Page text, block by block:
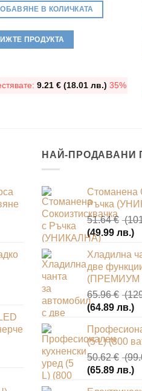
26.08 €
(51.01
е:
16.87 €
лв.).
В КОЛИЧКАТА
ПРОДУКТА
9.21€ (18.01 лв.)35%
НАЙ-ПРОДАВАНИ
Стоманена
Ръчка
51.64€
(49.99 лв.)
е:
Хладилна
две
(ПРЕМИУМ
65.96€
(64.89 лв.)
е:
(5 L) (800
50.62€
(65.89 лв.)